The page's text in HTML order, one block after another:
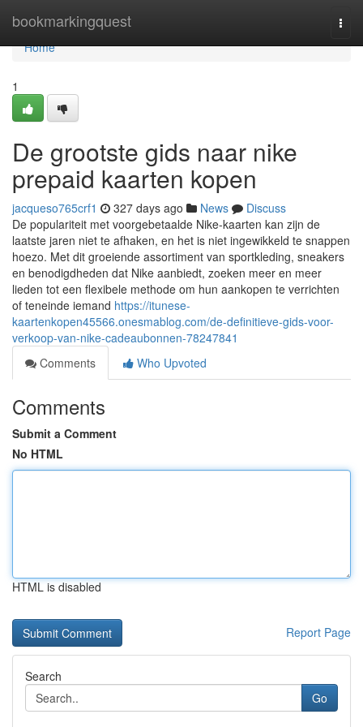
bookmarkingquest
Home
Home
1
De grootste gids naar nike
prepaid kaarten kopen
jacqueso765crf1 327 days ago News
Discuss
De populariteit met voorgebetaalde Nike-kaarten kan zijn de
laatste jaren niet te afhaken, en het is niet ingewikkeld te snappen
hoezo. Met dit groeiende assortiment van sportkleding, sneakers
en benodigdheden dat Nike aanbiedt, zoeken meer en meer
lieden tot een flexibele methode om hun aankopen te verrichten
of teneinde iemand https://itunese-
kaartenkopen45566.onesmablog.com/de-definitieve-gids-voor-
verkoop-van-nike-cadeaubonnen-78247841
Comments
Who Upvoted
Comments
Submit a Comment
No HTML
HTML is disabled
Report Page
Search
Go